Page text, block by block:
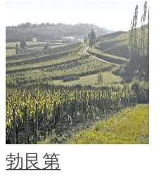
勃艮第